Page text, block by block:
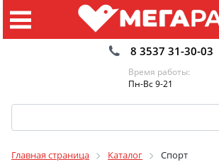
8 3537 31-30-03
Время работы:
Пн-Вс 9-21
Главная страница Каталог Спорт